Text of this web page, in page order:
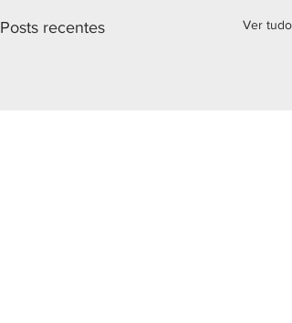
Posts recentes Ver tudo